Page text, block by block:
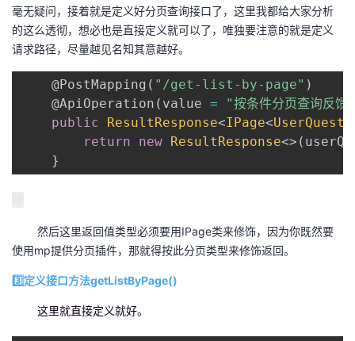
毫无疑问，接着就是定义好分页查询接口了，这里我都给大家分析
的这么透彻，想必也是直接定义就可以了，唯独要注意的就是定义
请求路径，尽量越见名知其意越好。
@PostMapping ( "/get-list-by-page" )
@ApiOperation ( value =
"按条件分页查询反馈
public
ResultResponse<IPage<
return
new ResultResponse<> (
}
然后这里返回值类型必须要用IPage类来修饰，因为你既然要
使用mp提供分页插件，那就得按此分页类型来修饰返回。
3️⃣定义接口方法getListByPage()
这里就直接定义就好。